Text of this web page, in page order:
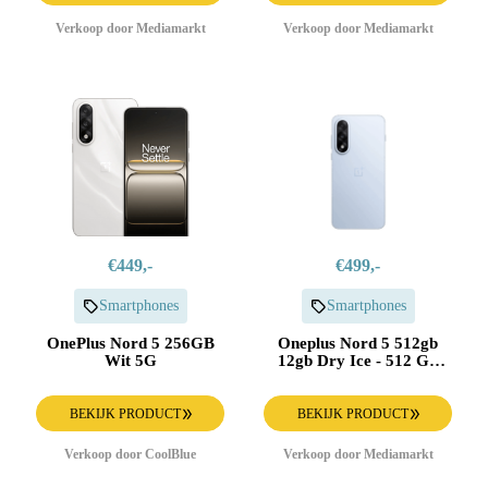
Verkoop door Mediamarkt Verkoop door Mediamarkt
€449,-
Smartphones
OnePlus Nord 5 256GB
Wit 5G
BEKIJK PRODUCT
Verkoop door CoolBlue
€499,-
Smartphones
Oneplus Nord 5 512gb
12gb Dry Ice - 512 Gb
BEKIJK PRODUCT
Verkoop door Mediamarkt